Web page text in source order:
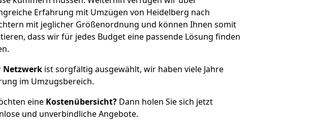
Erfahrung mit Umzügen von Heidelberg nach
mit jeglicher Größenordnung und können Ihnen somit
dass wir für jedes Budget eine passende Lösung finden
Netzwerk ist sorgfältig ausgewählt, wir haben viele Jahre
im Umzugsbereich.
eine Kostenübersicht? Dann holen Sie sich jetzt
und unverbindliche Angebote.